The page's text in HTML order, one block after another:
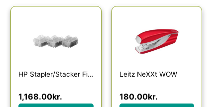
HP Stapler/Stacker Finisher Staples
1,168.00kr.
Leitz NeXXt WOW
180.00kr.